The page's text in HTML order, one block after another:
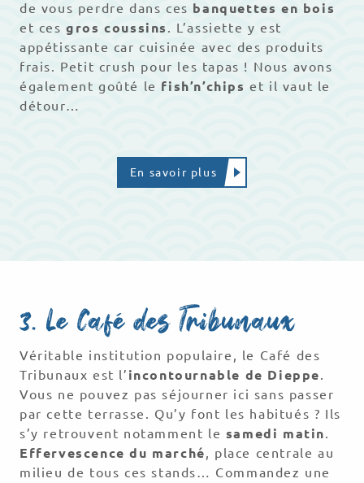
de vous perdre dans ces banquettes en bois
et cesgros coussins . L’assiette y est
appétissante car cuisinée avec des produits
frais. Petit crush pour les tapas ! Nous avons
également goûté le fish’n’chips et il vaut le
détour…
En savoir plus
3. Le Café des Tribunaux
Véritable institution populaire, le Café des
Tribunaux est l’ incontournable de Dieppe.
Vous ne pouvez pas séjourner ici sans passer
par cette terrasse. Qu’y font les habitués ? Ils
s’y retrouvent notamment le samedi matin.
Effervescence du marché, place centrale au
milieu de tous ces stands… Commandez une